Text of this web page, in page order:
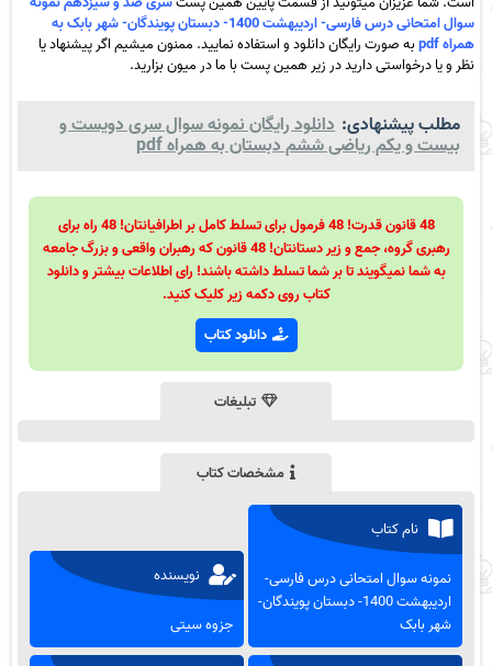
سوال امتحانی درس فارسی- اردیبهشت 1400- دبستان پویندگان- شهر بابک به
همراه pdf
به صورت رایگان دانلود و استفاده نمایید. ممنون میشیم اگر پیشنهاد یا
نظر و یا درخواستی دارید در زیر همین پست با ما در میون بزارید.
مطلب پیشنهادی: دانلود رایگان نمونه سوال سری دویست و
بیست و یکم ریاضی ششم دبستان به همراه pdf
48 قانون قدرت! 48 فرمول برای تسلط کامل بر اطرافیانتان! 48 راه برای
رهبری گروه، جمع و زیر دستانتان! 48 قانون که رهبران واقعی و بزرگ جامعه
به شما نمیگویند تا بر شما تسلط داشته باشند! رای اطلاعات بیشتر و دانلود
کتاب روی دکمه زیر کلیک کنید.
دانلود کتاب
تبلیغات
مشخصات کتاب
نام کتاب
نمونه سوال امتحانی درس فارسی-
اردیبهشت 1400- دبستان پویندگان-
شهر بابک
نویسنده
جزوه سیتی